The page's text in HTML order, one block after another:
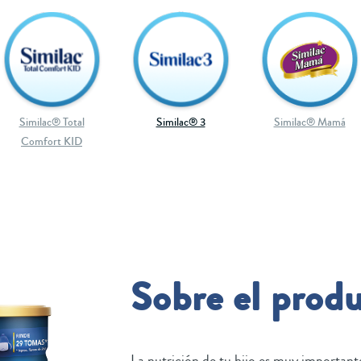
Similac® Total
Comfort KID
Similac® 3 Similac® Mamá
Sobre el